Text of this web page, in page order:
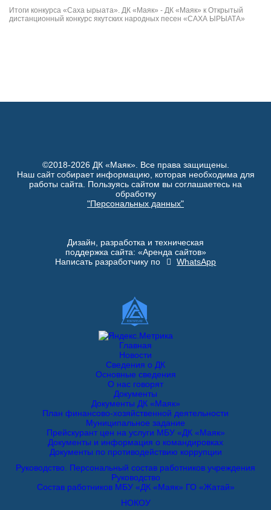
Итоги конкурса «Саха ырыата». ДК «Маяк» - ДК «Маяк» к Открытый
дистанционный конкурс якутских народных песен «САХА ЫРЫАТА»
©2018-2026 ДК «Маяк». Все права защищены.
Наш сайт собирает информацию, которая необходима для
работы сайта. Пользуясь сайтом вы соглашаетесь на
обработку
"Персональных данных"
Дизайн, разработка и техническая
поддержка сайта: «Аренда сайтов»
Написать разработчику по
WhatsApp
Главная
Новости
Сведения о ДК
Основные сведения
О нас говорят
Документы
Документы ДК «Маяк»
План финансово-хозяйственной деятельности
Муниципальное задание
Прейскурант цен на услуги МБУ «ДК «Маяк»
Документы и информация о командировках
Документы по противодействию коррупции
Руководство. Персональный состав работников учреждения
Руководство
Состав работников МБУ «ДК «Маяк» ГО «Жатай»
НОКОУ